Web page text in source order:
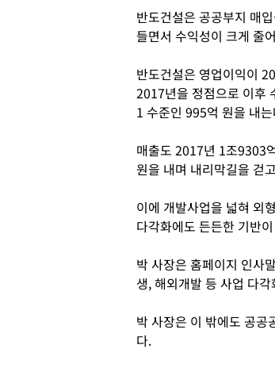
반도건설은 공공부지 매
들면서 수익성이 크게 줄
반도건설은 영업이익이
2017년을 정점으로 이후
1 수준인 995억 원을 내
매출도 2017년 1조9303
원을 내며 내리막길을 걷
이에 개발사업을 넓혀 외
다각화에도 든든한 기반
박 사장은 홈페이지 인사
생, 해외개발 등 사업 다
박 사장은 이 밖에도 공공
다.